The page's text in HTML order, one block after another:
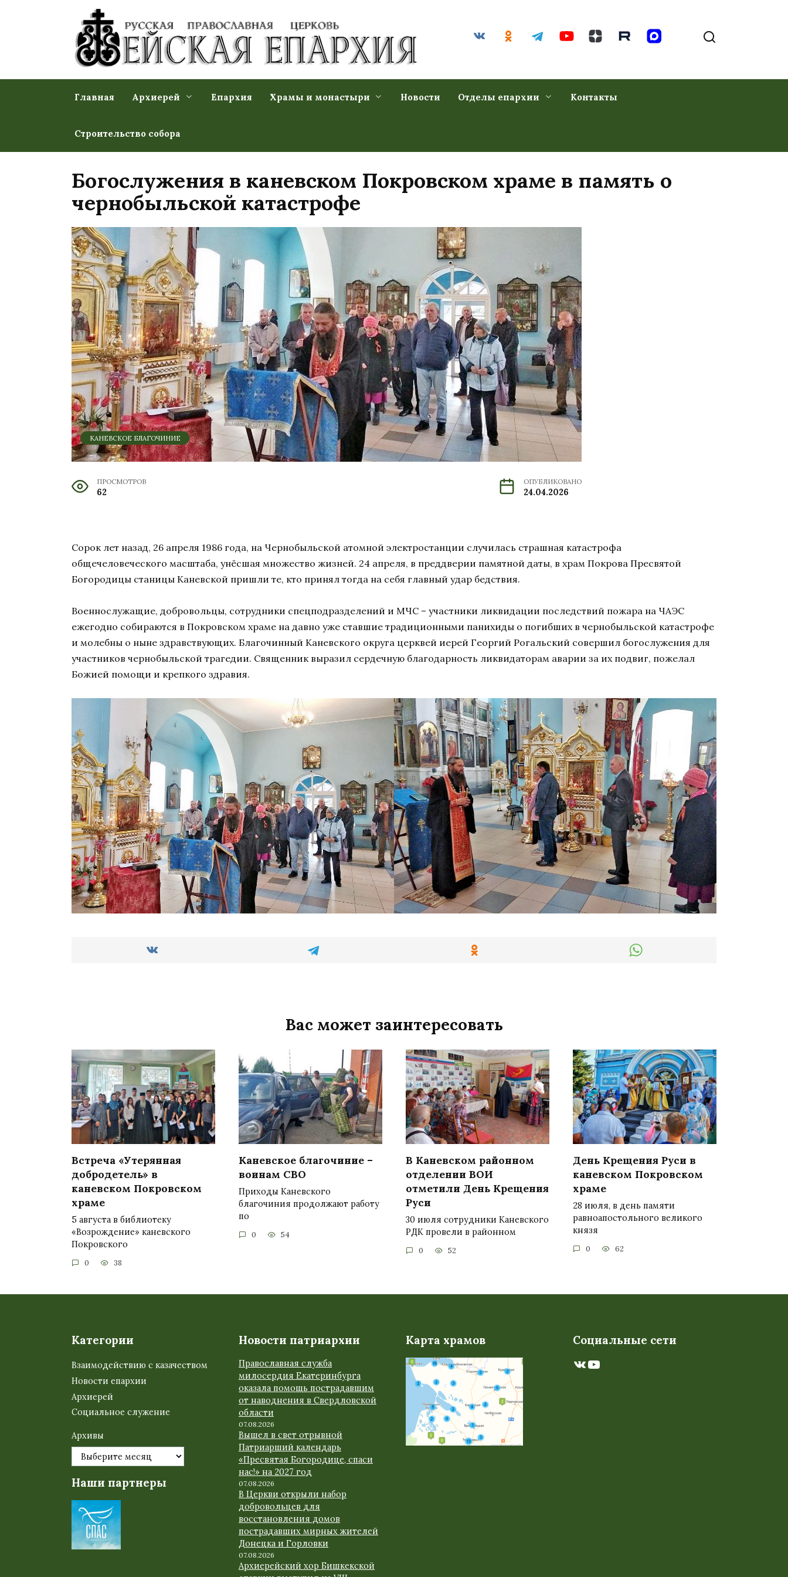
Главная Архиерей Епархия Храмы и монастыри Новости Отделы епархии Контакты
Строительство собора
Богослужения в каневском Покровском храме в память о
чернобыльской катастрофе
КАНЕВСКОЕ БЛАГОЧИНИЕ
ПРОСМОТРОВ
62
ОПУБЛИКОВАНО
24.04.2026
Сорок лет назад, 26 апреля 1986 года, на Чернобыльской атомной электростанции случилась страшная катастрофа
общечеловеческого масштаба, унёсшая множество жизней. 24 апреля, в преддверии памятной даты, в храм Покрова Пресвятой
Богородицы станицы Каневской пришли те, кто принял тогда на себя главный удар бедствия.
Военнослужащие, добровольцы, сотрудники спецподразделений и МЧС – участники ликвидации последствий пожара на ЧАЭС
ежегодно собираются в Покровском храме на давно уже ставшие традиционными панихиды о погибших в чернобыльской катастрофе
и молебны о ныне здравствующих. Благочинный Каневского округа церквей иерей Георгий Рогальский совершил богослужения для
участников чернобыльской трагедии. Священник выразил сердечную благодарность ликвидаторам аварии за их подвиг, пожелал
Божией помощи и крепкого здравия.
Вас может заинтересовать
Встреча «Утерянная
добродетель» в
каневском Покровском
храме
5 августа в библиотеку
«Возрождение» каневского
Покровского
0 38
Каневское благочиние –
воинам СВО
Приходы Каневского
благочиния продолжают работу
по
0 54
В Каневском районном
отделении ВОИ
отметили День Крещения
Руси
30 июля сотрудники Каневского
РДК провели в районном
0 52
День Крещения Руси в
каневском Покровском
храме
28 июля, в день памяти
равноапостольного великого
князя
0 62
Категории
Взаимодействию с казачеством
Новости епархии
Архиерей
Социальное служение
Архивы
Наши партнеры
Новости патриархии
Православная служба
милосердия Екатеринбурга
оказала помощь пострадавшим
от наводнения в Свердловской
области
07.08.2026
Вышел в свет отрывной
Патриарший календарь
«Пресвятая Богородице, спаси
нас!» на 2027 год
07.08.2026
В Церкви открыли набор
добровольцев для
восстановления домов
пострадавших мирных жителей
Донецка и Горловки
07.08.2026
Архиерейский хор Бишкекской
Карта храмов Социальные сети
ВКонтакте
YouTube